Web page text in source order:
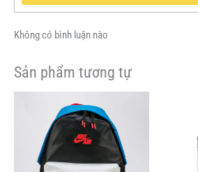
Không có bình luận nào
Sản phẩm tương tự
gốc
là:
2,000,000VND.
1,000,000VND.